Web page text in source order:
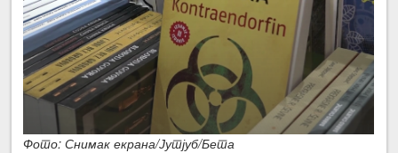
Фото: Снимак екрана/Јутјуб/Бета